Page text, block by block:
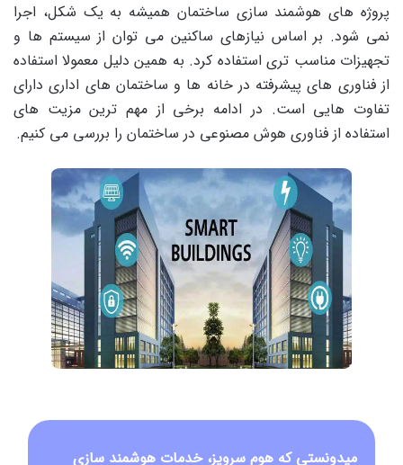
پروژه های هوشمند سازی ساختمان همیشه به یک شکل، اجرا
نمی شود. بر اساس نیازهای ساکنین می توان از سیستم ها و
تجهیزات مناسب تری استفاده کرد. به همین دلیل معمولا استفاده
از فناوری های پیشرفته در خانه ها و ساختمان های اداری دارای
تفاوت هایی است. در ادامه برخی از مهم ترین مزیت های
استفاده از فناوری هوش مصنوعی در ساختمان را بررسی می کنیم.
میدونستی که هوم سرویز، خدمات هوشمند سازی